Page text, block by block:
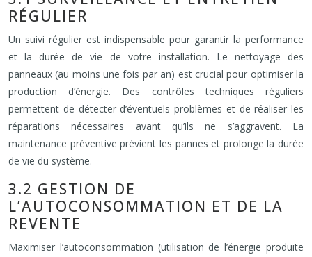
RÉGULIER
Un suivi régulier est indispensable pour garantir la performance
et la durée de vie de votre installation. Le nettoyage des
panneaux (au moins une fois par an) est crucial pour optimiser la
production d’énergie. Des contrôles techniques réguliers
permettent de détecter d’éventuels problèmes et de réaliser les
réparations nécessaires avant qu’ils ne s’aggravent. La
maintenance préventive prévient les pannes et prolonge la durée
de vie du système.
3.2 GESTION DE
L’AUTOCONSOMMATION ET DE LA
REVENTE
Maximiser l’autoconsommation (utilisation de l’énergie produite